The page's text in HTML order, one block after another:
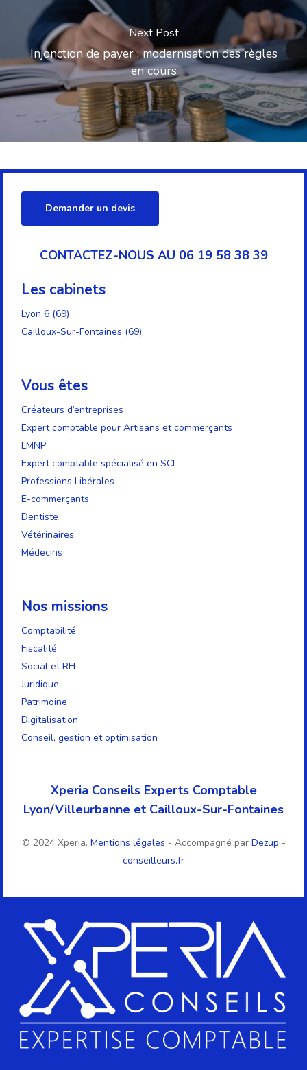
Next Post
Injonction de payer : modernisation des règles
en cours
Demander un devis
CONTACTEZ-NOUS AU 06 19 58 38 39
Les cabinets
Lyon 6 (69)
Cailloux-Sur-Fontaines (69)
Vous êtes
Créateurs d’entreprises
Expert comptable pour Artisans et commerçants
LMNP
Expert comptable spécialisé en SCI
Professions Libérales
E-commerçants
Dentiste
Vétérinaires
Médecins
Nos missions
Comptabilité
Fiscalité
Social et RH
Juridique
Patrimoine
Digitalisation
Conseil, gestion et optimisation
Xperia Conseils Experts Comptable
Lyon/Villeurbanne et Cailloux-Sur-Fontaines
© 2024 Xperia. Mentions légales - Accompagné par Dezup -
conseilleurs.fr